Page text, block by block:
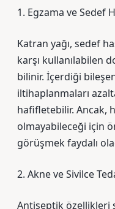
1. Egzama ve Sedef
Katran yağı, sedef
karşı kullanılabilen
bilinir. İçerdiği
iltihaplanmaları
hafifletebilir. Ancak,
olmayabileceği için
görüşmek faydalı
2. Akne ve Sivilce
Antiseptik özellikleri